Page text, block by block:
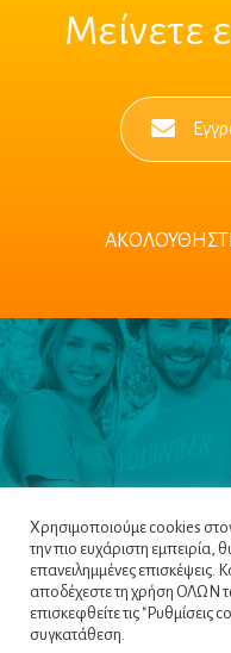
Μείνετε
Χρησιμοποιούμε cookies
την πιο ευχάριστη εμπειρία,
επανειλημμένες επισκέψεις.
αποδέχεστε τη χρήση ΟΛΩΝ
επισκεφθείτε τις "Ρυθμίσεις
συγκατάθεση.